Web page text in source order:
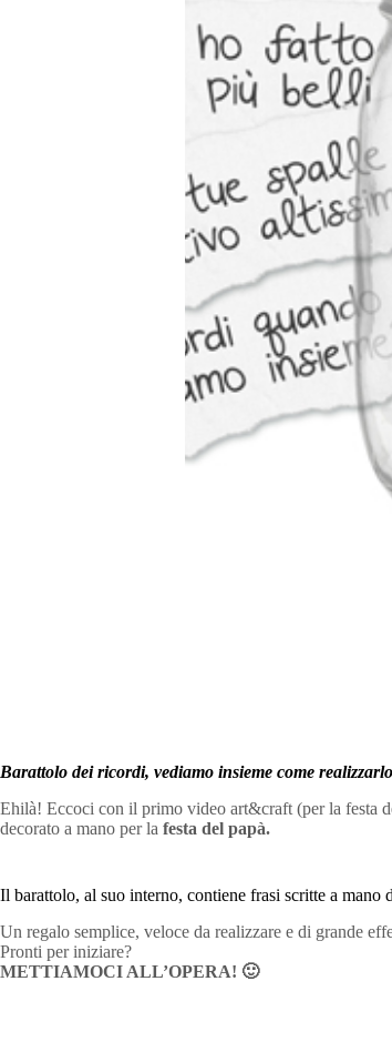
Barattolo dei ricordi, vediamo insieme come
Ehilà! Eccoci con il primo video art&craft (per la festa
decorato a mano per la festa del papà.
Il barattolo, al suo interno, contiene frasi scritte a mano
Un regalo semplice, veloce da realizzare e di grande
Pronti per iniziare?
METTIAMOCI ALL’OPERA! 🙂